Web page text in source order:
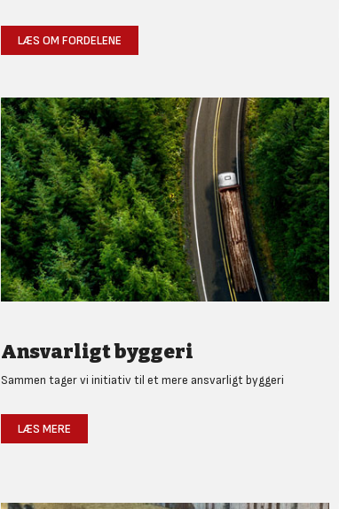
LÆS OM FORDELENE
Ansvarligt byggeri
Sammen tager vi initiativ til et mere ansvarligt byggeri
LÆS MERE